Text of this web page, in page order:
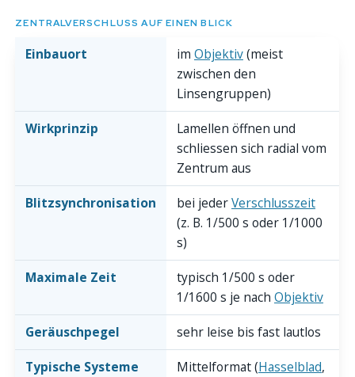
ZENTRALVERSCHLUSS AUF EINEN BLICK
Einbauort im Objektiv(meist
zwischen den
Linsengruppen)
Wirkprinzip
Lamellen öffnen und
schliessen sich radial vom
Zentrum aus
Blitzsynchronisation
bei jederVerschlusszeit
(z. B. 1/500 s oder 1/1000
s)
Maximale Zeit
typisch 1/500 s oder
1/1600 s je nach Objektiv
Geräuschpegel
sehr leise bis fast lautlos
Typische Systeme
Mittelformat (Hasselblad,